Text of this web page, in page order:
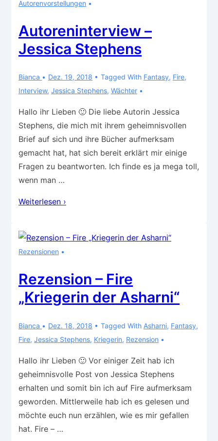
der
Autorenvorstellungen
Autoreninterview –
Jessica Stephens
Bianca Dez. 19, 2018 Tagged With Fantasy, Fire,
Interview, Jessica Stephens, Wächter
Hallo ihr Lieben 🙂 Die liebe Autorin Jessica
Stephens, die mich mit ihrem geheimnisvollen
Brief auf sich und ihre Bücher aufmerksam
gemacht hat, hat sich bereit erklärt mir einige
Fragen zu beantworten. Ich finde es ja mega toll,
wenn man …
Autoreninterview
Jessica
Stephens
Weiterlesen ›
Rezensionen
Rezension – Fire
„Kriegerin der Asharni“
Bianca Dez. 18, 2018 Tagged With Asharni, Fantasy,
Fire, Jessica Stephens, Kriegerin, Rezension
Hallo ihr Lieben 🙂 Vor einiger Zeit hab ich
geheimnisvolle Post von Jessica Stephens
erhalten und somit bin ich auf Fire aufmerksam
geworden. Mittlerweile hab ich es gelesen und
möchte euch nun erzählen, wie es mir gefallen
hat. Fire – …